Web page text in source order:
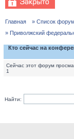
Главная » Список
» Приволжский
Кто сейчас на
Сейчас этот форум
1
Найти: